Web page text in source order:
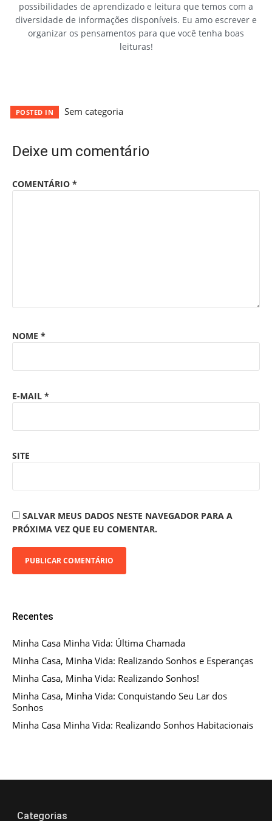
possibilidades de aprendizado e leitura que temos com a
diversidade de informações disponíveis. Eu amo escrever e
organizar os pensamentos para que você tenha boas
leituras!
POSTED IN Sem categoria
Deixe um comentário
COMENTÁRIO *
NOME *
E-MAIL *
SITE
SALVAR MEUS DADOS NESTE NAVEGADOR PARA A
PRÓXIMA VEZ QUE EU COMENTAR.
Recentes
Minha Casa Minha Vida: Última Chamada
Minha Casa, Minha Vida: Realizando Sonhos e Esperanças
Minha Casa, Minha Vida: Realizando Sonhos!
Minha Casa, Minha Vida: Conquistando Seu Lar dos
Sonhos
Minha Casa Minha Vida: Realizando Sonhos Habitacionais
Categorias